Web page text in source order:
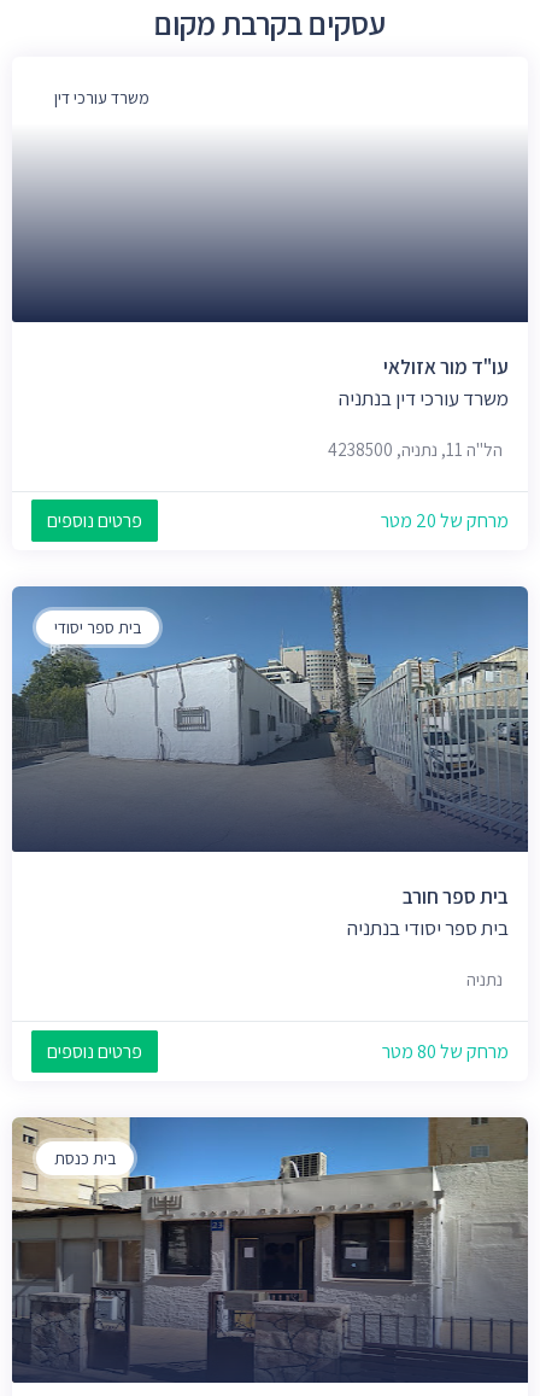
עסקים בקרבת מקום
משרד עורכי דין
עו"ד מור אזולאי
משרד עורכי דין בנתניה
הל"ה 11, נתניה, 4238500
מרחק של 20 מטר פרטים נוספים
בית ספר יסודי
בית ספר חורב
בית ספר יסודי בנתניה
נתניה
מרחק של 80 מטר פרטים נוספים
בית כנסת